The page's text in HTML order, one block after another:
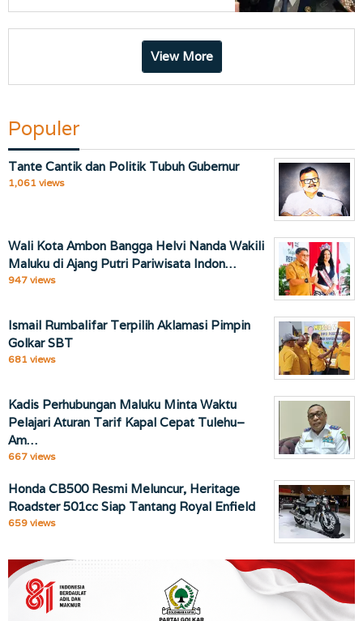
View More
Populer
Tante Cantik dan Politik Tubuh Gubernur
1,061 views
Wali Kota Ambon Bangga Helvi Nanda Wakili
Maluku di Ajang Putri Pariwisata Indon…
947 views
Ismail Rumbalifar Terpilih Aklamasi Pimpin
Golkar SBT
681 views
Kadis Perhubungan Maluku Minta Waktu
Pelajari Aturan Tarif Kapal Cepat Tulehu–
Am…
667 views
Honda CB500 Resmi Meluncur, Heritage
Roadster 501cc Siap Tantang Royal Enfield
659 views